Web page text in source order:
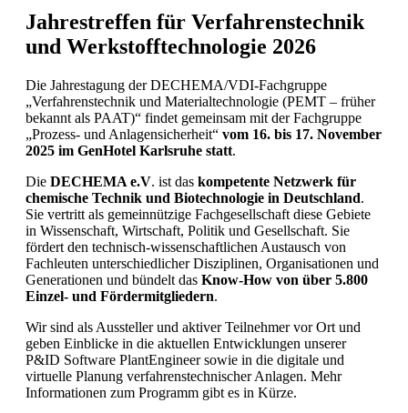
Jahrestreffen für Verfahrens­technik
und Werkstoff­technologie 2026
Die Jahrestagung der DECHEMA/VDI-Fachgruppe
„Verfahrenstechnik und Materialtechnologie (PEMT – früher
bekannt als PAAT)“ findet gemeinsam mit der Fachgruppe
„Prozess- und Anlagensicherheit“ vom 16. bis 17. November
2025 im GenHotel Karlsruhe statt.
Die DECHEMA e.V. ist das kompetente Netzwerk für
chemische Technik und Biotechnologie in Deutschland.
Sie vertritt als gemeinnützige Fachgesellschaft diese Gebiete
in Wissenschaft, Wirtschaft, Politik und Gesellschaft. Sie
fördert den technisch-wissenschaftlichen Austausch von
Fachleuten unterschiedlicher Disziplinen, Organisationen und
Generationen und bündelt das Know-How von über 5.800
Einzel- und Fördermitgliedern.
Wir sind als Aussteller und aktiver Teilnehmer vor Ort und
geben Einblicke in die aktuellen Entwicklungen unserer
P&ID Software PlantEngineer sowie in die digitale und
virtuelle Planung verfahrenstechnischer Anlagen. Mehr
Informationen zum Programm gibt es in Kürze.